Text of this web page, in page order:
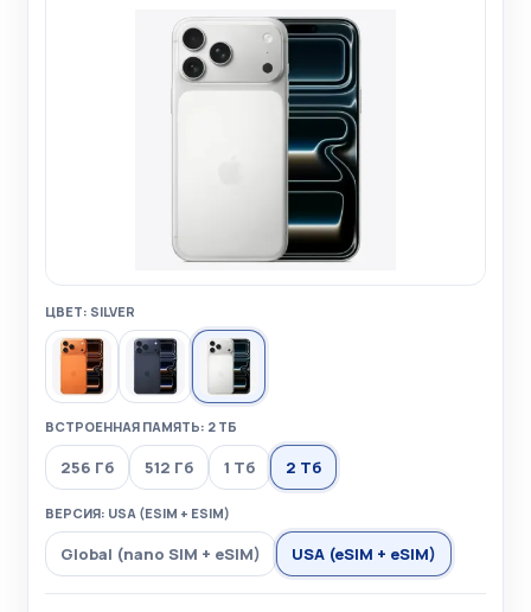
ЦВЕТ: SILVER
ВСТРОЕННАЯ ПАМЯТЬ: 2 ТБ
256 Гб 512 Гб 1 Тб 2 Тб
ВЕРСИЯ: USA (ESIM + ESIM)
Global (nano SIM + eSIM) USA (eSIM + eSIM)